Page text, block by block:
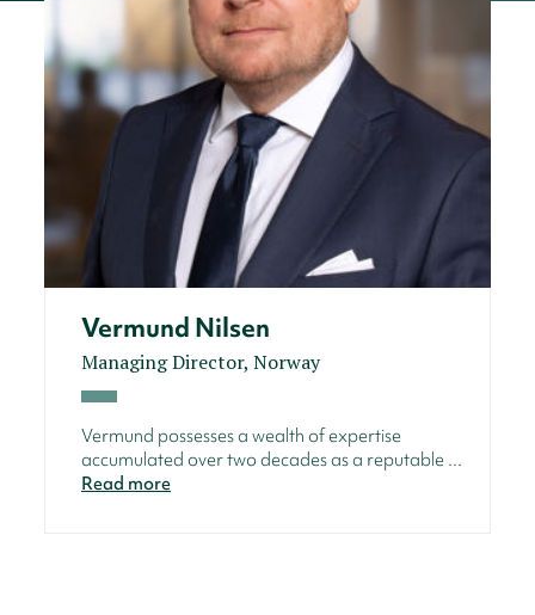
Vermund Nilsen
Managing Director, Norway
Vermund possesses a wealth of expertise
accumulated over two decades as a reputable ...
Read more